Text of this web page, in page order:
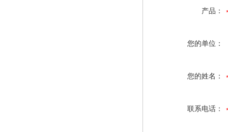
产品：
您的单位：
您的姓名：
联系电话：